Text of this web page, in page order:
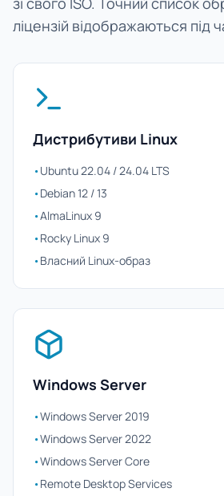
ліцензій відображаються під
Дистрибутиви Linux
•Ubuntu 22.04 / 24.04 LTS
•Debian 12 / 13
•AlmaLinux 9
•Rocky Linux 9
•Власний Linux-образ
Windows Server
•Windows Server 2019
•Windows Server 2022
•Windows Server Core
•Remote Desktop Services